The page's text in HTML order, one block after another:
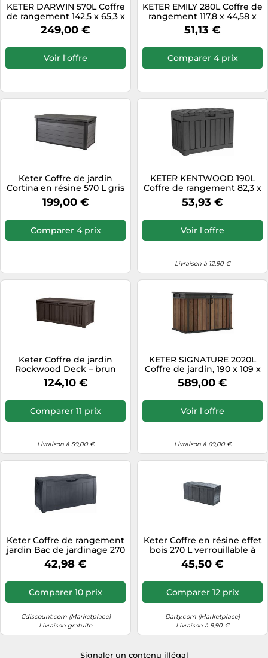
KETER DARWIN 570L Coffre
de rangement 142,5 x 65,3 x
78,2 cm, vert 17211696
249,00 €
Voir l'offre
KETER EMILY 280L Coffre de
rangement 117,8 x 44,58 x
58 cm, marron 17210608
51,13 €
Comparer 4 prix
Keter Coffre de jardin
Cortina en résine 570 L gris
anthracite
199,00 €
Comparer 4 prix
KETER KENTWOOD 190L
Coffre de rangement 82,3 x
45,7 x 57,7 cm, graphite
17213215
53,93 €
Voir l'offre
Livraison à 12,90 €
Keter Coffre de jardin
Rockwood Deck – brun
foncé 155 x 72,4 cm
124,10 €
Comparer 11 prix
Livraison à 59,00 €
KETER SIGNATURE 2020L
Coffre de jardin, 190 x 109 x
132,5 cm, walnut 17213179
589,00 €
Voir l'offre
Livraison à 69,00 €
Keter Coffre de rangement
jardin Bac de jardinage 270
litres robuste et résistant
42,98 €
Comparer 10 prix
Cdiscount.com (Marketplace)
Livraison gratuite
Keter Coffre en résine effet
bois 270 L verrouillable à
roulettes Gris Graphite
117×45×57,5 cm
45,50 €
Comparer 12 prix
Darty.com (Marketplace)
Livraison à 9,90 €
Signaler un contenu illégal